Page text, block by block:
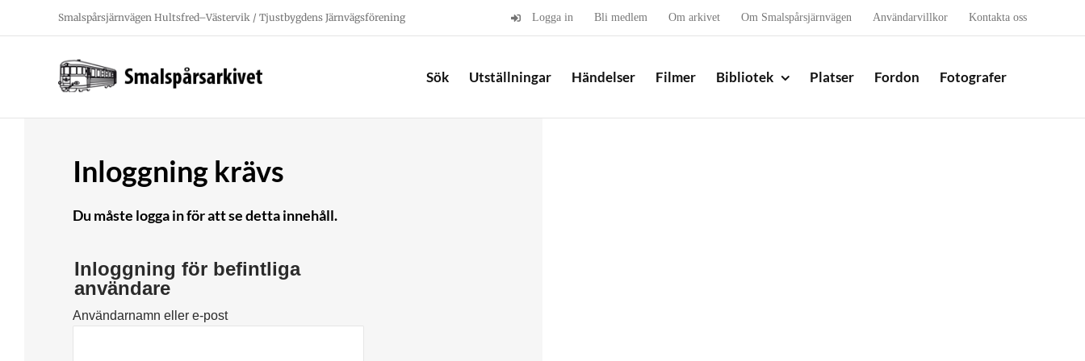
Smalspårsjärnvägen Hultsfred–Västervik / Tjustbygdens Järnvägsförening Logga in Bli medlem Om arkivet Om Smalspårsjärnvägen Användarvillkor Kontakta oss
Sök Utställningar Händelser Filmer Bibliotek Platser Fordon Fotografer
Inloggning krävs
Du måste logga in för att se detta innehåll.
Inloggning för befintliga
användare
Användarnamn eller e-post